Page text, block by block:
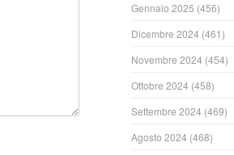
Gennaio 2025 (456)
Dicembre 2024 (461)
Novembre 2024 (454)
Ottobre 2024 (458)
Settembre 2024 (469)
Agosto 2024 (468)